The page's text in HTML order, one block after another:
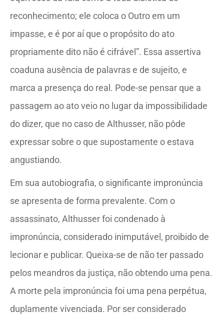
reconhecimento; ele coloca o Outro em um
impasse, e é por aí que o propósito do ato
propriamente dito não é cifrável”. Essa assertiva
coaduna ausência de palavras e de sujeito, e
marca a presença do real. Pode-se pensar que a
passagem ao ato veio no lugar da impossibilidade
do dizer, que no caso de Althusser, não pôde
expressar sobre o que supostamente o estava
angustiando.
Em sua autobiografia, o significante impronúncia
se apresenta de forma prevalente. Com o
assassinato, Althusser foi condenado à
impronúncia, considerado inimputável, proibido de
lecionar e publicar. Queixa-se de não ter passado
pelos meandros da justiça, não obtendo uma pena.
A morte pela impronúncia foi uma pena perpétua,
duplamente vivenciada. Por ser considerado